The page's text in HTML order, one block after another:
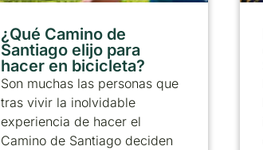
¿Qué Camino de
Santiago elijo para
hacer en bicicleta?
Son muchas las personas que
tras vivir la inolvidable
experiencia de hacer el
Camino de Santiago deciden